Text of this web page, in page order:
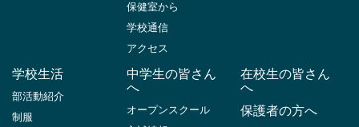
保健室から
学校通信
アクセス
学校生活
部活動紹介
制服
中学生の皆さん
へ
オープンスクール
在校生の皆さん
へ
保護者の方へ